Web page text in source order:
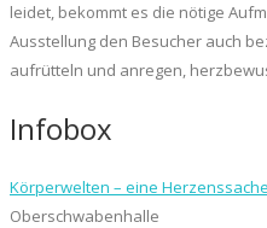
leidet, bekommt es die nötige
Ausstellung den Besucher auch
aufrütteln und anregen,
Infobox
Körperwelten – eine Herzenssache
Oberschwabenhalle